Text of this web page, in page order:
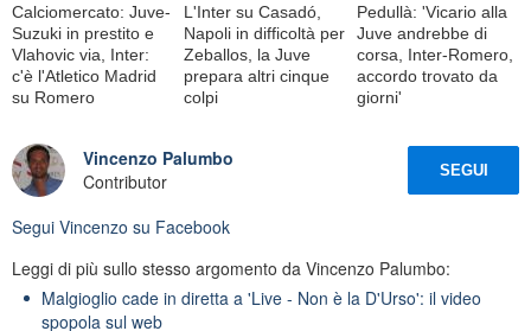
Calciomercato: Juve-
Suzuki in prestito e
Vlahovic via, Inter:
c'è l'Atletico Madrid
su Romero
L'Inter su Casadó,
Napoli in difficoltà per
Zeballos, la Juve
prepara altri cinque
colpi
Pedullà: 'Vicario alla
Juve andrebbe di
corsa, Inter-Romero,
accordo trovato da
giorni'
Vincenzo Palumbo
Contributor
SEGUI
Segui Vincenzo su Facebook
Leggi di più sullo stesso argomento da Vincenzo Palumbo:
Malgioglio cade in diretta a 'Live - Non è la D'Urso': il video
spopola sul web